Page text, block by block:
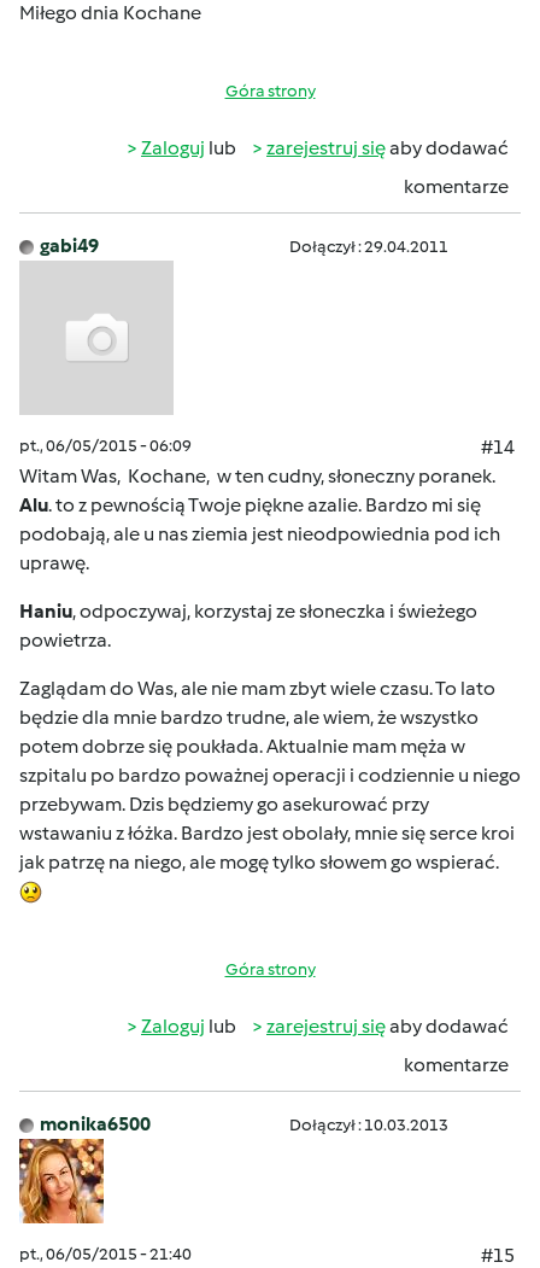
Miłego dnia Kochane
Góra strony
Zaloguj lub zarejestruj sięaby dodawać
komentarze
gabi49 Dołączył : 29.04.2011
pt., 06/05/2015 - 06:09
#14
Witam Was, Kochane, w ten cudny, słoneczny poranek.
Alu. to z pewnością Twoje piękne azalie. Bardzo mi się
podobają, ale u nas ziemia jest nieodpowiednia pod ich
uprawę.
Haniu, odpoczywaj, korzystaj ze słoneczka i świeżego
powietrza.
Zaglądam do Was, ale nie mam zbyt wiele czasu. To lato
będzie dla mnie bardzo trudne, ale wiem, że wszystko
potem dobrze się poukłada. Aktualnie mam męża w
szpitalu po bardzo poważnej operacji i codziennie u niego
przebywam. Dzis będziemy go asekurować przy
wstawaniu z łóżka. Bardzo jest obolały, mnie się serce kroi
jak patrzę na niego, ale mogę tylko słowem go wspierać.
Góra strony
Zaloguj lub zarejestruj sięaby dodawać
komentarze
monika6500 Dołączył : 10.03.2013
pt., 06/05/2015 - 21:40
#15